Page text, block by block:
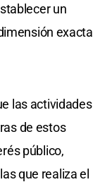
un
exacta
las actividades
de estos
público,
que realiza el